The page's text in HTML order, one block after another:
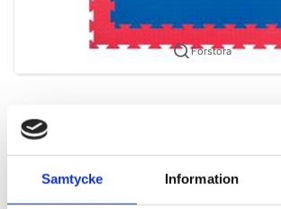
Samtycke Information
Förstora
SEK 712,50